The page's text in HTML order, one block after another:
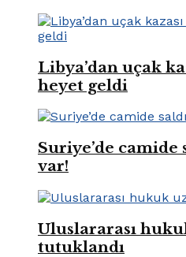
Libya’dan uçak
heyet geldi
Suriye’de camide
var!
Uluslararası
tutuklandı